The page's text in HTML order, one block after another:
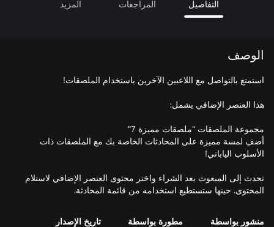
التفاصيل المراجعات المزيد
الوصف
أضفِ لمسة مميزة على المحادثات الخاصة بك مع الملصقات ذات
تحدث إلى المبعوث بعد الشراء واختر محتوى العنصر الإضافي لاستلام
المحتوى. حينها ستستطيع استخدامه من قائمة المحادثة.
منشور بواسطة مطورة بواسطة تاريخ الإصدار